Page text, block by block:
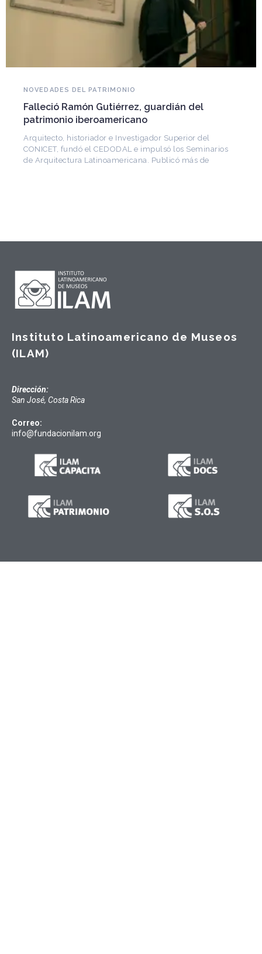
NOVEDADES DEL PATRIMONIO
Falleció Ramón Gutiérrez, guardián del
patrimonio iberoamericano
Arquitecto, historiador e Investigador Superior del
CONICET, fundó el CEDODAL e impulsó los Seminarios
de Arquitectura Latinoamericana. Publicó más de
Instituto Latinoamericano de Museos
(ILAM)
Dirección:
San José, Costa Rica
Correo:
info@fundacionilam.org